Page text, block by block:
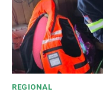
REGIONAL